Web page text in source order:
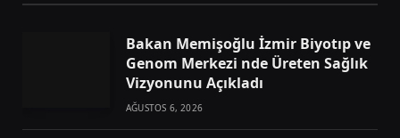
Bakan Memişoğlu İzmir Biyotıp ve
Genom Merkezi nde Üreten Sağlık
Vizyonunu Açıkladı
AĞUSTOS 6, 2026